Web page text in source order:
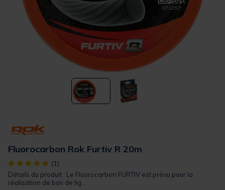
Fluorocarbon Rok Furtiv R 20m
[object Object] out of 5 Customer Rating
(1)
Détails du produit : Le Fluorocarbon FURTIV est prévu pour la
réalisation de bas de lig...